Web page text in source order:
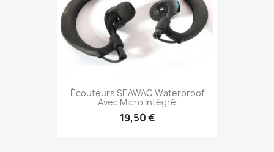
Écouteurs SEAWAG Waterproof
Avec Micro Intégré
19,50 €